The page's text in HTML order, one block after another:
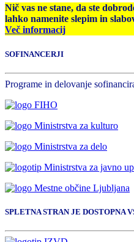
Nič vas ne stane, da ste
lahko namenite slepim in
Več informacij
SOFINANCERJI
Programe in delovanje
SPLETNA STRAN JE DOSTOPNA